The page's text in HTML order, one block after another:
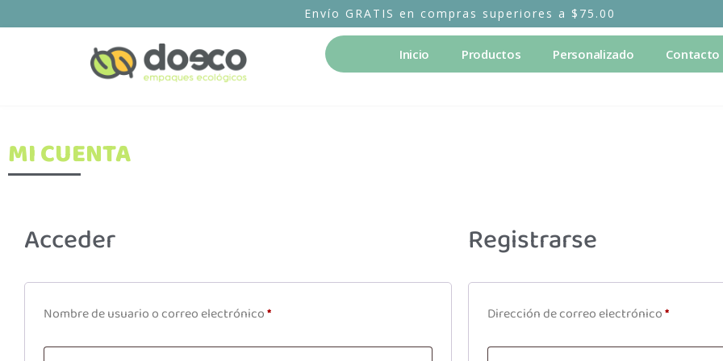
Envío GRATIS en compras superiores a $75.00
Inicio Productos Personalizado Contacto
MI CUENTA
Acceder
Nombre de usuario o correo electrónico*
Registrarse
Dirección de correo electrónico*